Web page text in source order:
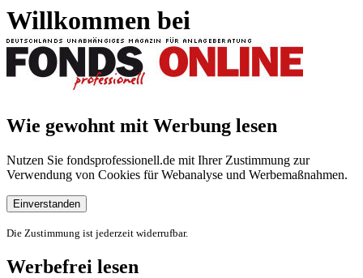
Willkommen bei
Wie gewohnt mit Werbung lesen
Nutzen Sie fondsprofessionell.de mit Ihrer Zustimmung zur
Verwendung von Cookies für Webanalyse und Werbemaßnahmen.
Einverstanden
Die Zustimmung ist jederzeit widerrufbar.
Werbefrei lesen